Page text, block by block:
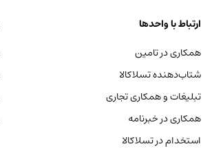
ارتباط با واحدها
همکاری در تامین
شتاب‌دهنده تسلاکالا
تبلیغات و همکاری تجاری
همکاری در خبرنامه
استخدام در تسلاکالا